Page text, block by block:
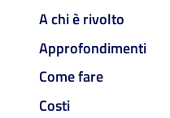
A chi è rivolto
Approfondimenti
Come fare
Costi